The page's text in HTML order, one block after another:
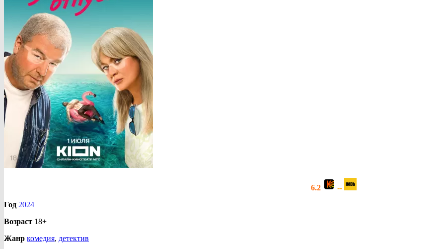
6.2
--
Год 2024
Возраст 18+
Жанр комедия, детектив